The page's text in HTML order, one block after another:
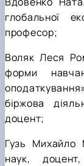
глобальної
професор;
Воляк Леся
форми
біржова
доцент;
Гузь Михайло
наук,